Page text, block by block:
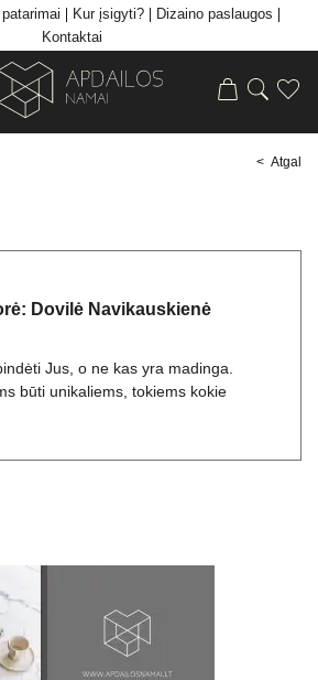
Kur įsigyti?
Dizaino paslaugos
Kontaktai
< Atgal
Dovilė Navikauskienė
Jus, o ne kas yra madinga.
būti unikaliems, tokiems kokie